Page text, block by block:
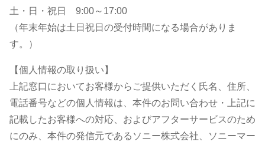
土・日・祝日 9:00～17:00
（年末年始は土日祝日の受付時間になる場合がありま
す。）
【個人情報の取り扱い】
上記窓口においてお客様からご提供いただく氏名、住所、
電話番号などの個人情報は、本件のお問い合わせ・上記に
記載したお客様への対応、およびアフターサービスのため
にのみ、本件の発信元であるソニー株式会社、ソニーマー